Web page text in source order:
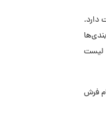
این صنعت فعالیت دارد.
لیست
فرش